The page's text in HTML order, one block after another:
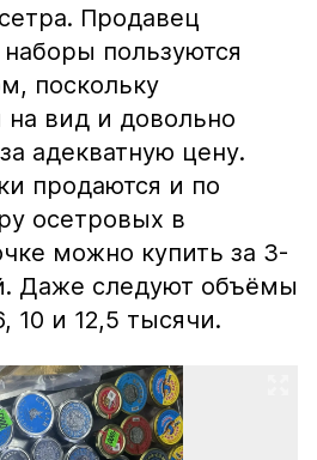
Продавец
пользуются
поскольку
на вид и довольно
адекватную цену.
продаются и по
осетровых в
можно купить за 3-
Даже следуют объёмы
10 и 12,5 тысячи.